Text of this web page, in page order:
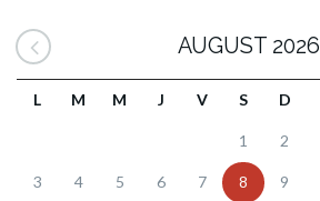
AUGUST 2026
L M M J V S D
1 2
3 4 5 6 7 8 9